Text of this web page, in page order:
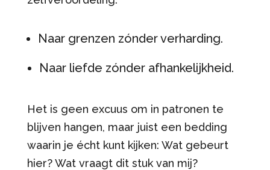
Naar grenzen zónder verharding.
Naar liefde zónder afhankelijkheid.
Het is geen excuus om in patronen te
blijven hangen, maar juist een bedding
waarin je écht kunt kijken: Wat gebeurt
hier? Wat vraagt dit stuk van mij?